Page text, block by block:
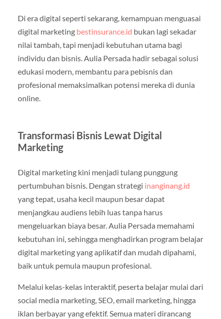
Di era digital seperti sekarang, kemampuan menguasai
digital marketing bestinsurance.id bukan lagi sekadar
nilai tambah, tapi menjadi kebutuhan utama bagi
individu dan bisnis. Aulia Persada hadir sebagai solusi
edukasi modern, membantu para pebisnis dan
profesional memaksimalkan potensi mereka di dunia
online.
Transformasi Bisnis Lewat Digital
Marketing
Digital marketing kini menjadi tulang punggung
pertumbuhan bisnis. Dengan strategi inanginang.id
yang tepat, usaha kecil maupun besar dapat
menjangkau audiens lebih luas tanpa harus
mengeluarkan biaya besar. Aulia Persada memahami
kebutuhan ini, sehingga menghadirkan program belajar
digital marketing yang aplikatif dan mudah dipahami,
baik untuk pemula maupun profesional.
Melalui kelas-kelas interaktif, peserta belajar mulai dari
social media marketing, SEO, email marketing, hingga
iklan berbayar yang efektif. Semua materi dirancang